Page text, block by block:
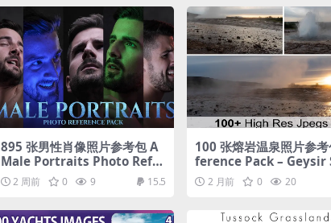
895 张男性肖像照片参考包 A
Male Portraits Photo Refer
ence Pack for Artists 895 J
PEGs noAI
2 周前 0 9 15.5
100 张熔岩温泉照片参
ference Pack – Geysir
ise2 月前 0 20